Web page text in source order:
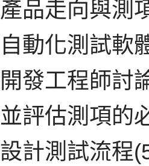
產品走向與測
自動化測試軟
開發工程師討
並評估測項的
設計測試流程